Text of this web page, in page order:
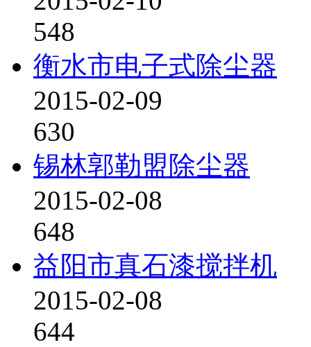
548
衡水市电子式除尘器
2015-02-09
630
锡林郭勒盟除尘器
2015-02-08
648
益阳市真石漆搅拌机
2015-02-08
644